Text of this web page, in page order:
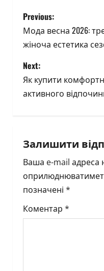
P
o
s
t
n
v
i
g
a
Previous:
Мода весна 2026:
жіноча естетика
Next:
Як купити
активного
Залишити
Ваша e-mail адреса
позначені *
Коментар *